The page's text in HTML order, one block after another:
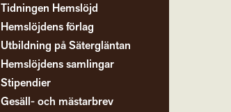
Tidningen Hemslöjd
Hemslöjdens förlag
Utbildning på Sätergläntan
Hemslöjdens samlingar
Stipendier
Gesäll- och mästarbrev